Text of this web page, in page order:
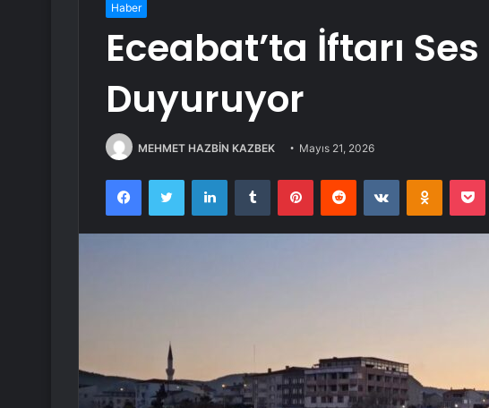
Haber
Eceabat’ta İftarı
Duyuruyor
MEHMET HAZBİN KAZBEK Mayıs 21, 2026
FacebookTwitter LinkedInTumblr PinterestReddit VKontakte